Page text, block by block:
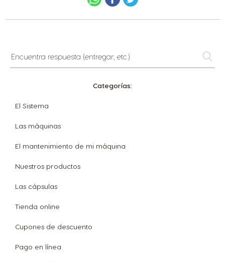
respuesta
(entregar,
Categorías:
El Sistema
Las máquinas
El mantenimiento de mi máquina
Nuestros productos
Las cápsulas
Tienda online
Cupones de descuento
Pago en línea